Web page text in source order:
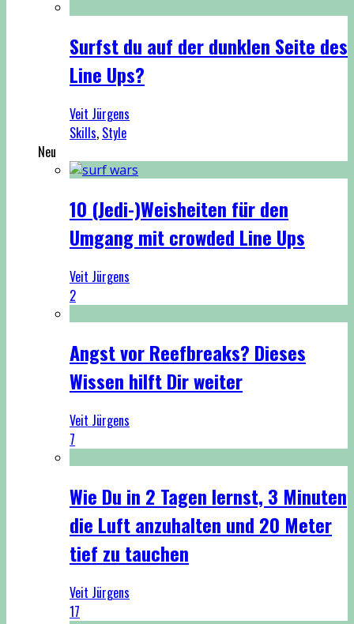
Surfst du auf der dunklen Seite des
Line Ups?
Veit Jürgens
Skills, Style
Neu
10 (Jedi-)Weisheiten für den
Umgang mit crowded Line Ups
Veit Jürgens
2
Angst vor Reefbreaks? Dieses
Wissen hilft Dir weiter
Veit Jürgens
7
Wie Du in 2 Tagen lernst, 3 Minuten
die Luft anzuhalten und 20 Meter
tief zu tauchen
Veit Jürgens
17